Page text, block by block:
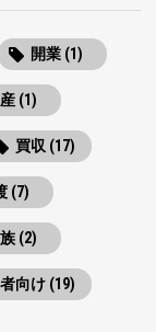
開業 (1)
(1)
買収 (17)
(7)
(2)
向け (19)